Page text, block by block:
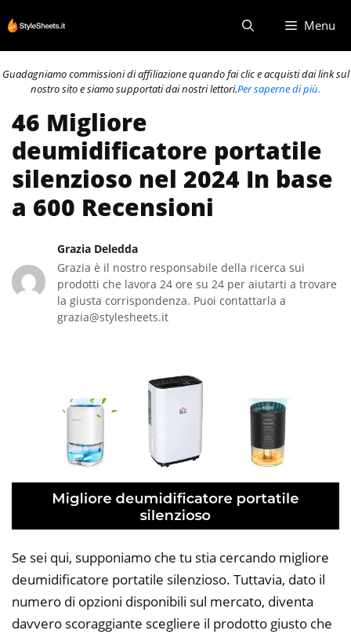
al
contenuto
Menu
Guadagniamo commissioni di affiliazione quando fai clic e acquisti dai link sul
nostro sito e siamo supportati dai nostri lettori.Per saperne di più.
46 Migliore
deumidificatore portatile
silenzioso nel 2024 In base
a 600 Recensioni
Grazia Deledda
Grazia è il nostro responsabile della ricerca sui
prodotti che lavora 24 ore su 24 per aiutarti a trovare
la giusta corrispondenza. Puoi contattarla a
grazia@stylesheets.it
Se sei qui, supponiamo che tu stia cercando migliore
deumidificatore portatile silenzioso. Tuttavia, dato il
numero di opzioni disponibili sul mercato, diventa
davvero scoraggiante scegliere il prodotto giusto che